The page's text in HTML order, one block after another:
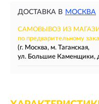
ДОСТАВКА В МОСКВА
САМОВЫВОЗ ИЗ
по предварительному
(г. Москва, м. Таганская,
ул. Большие Каменщики,